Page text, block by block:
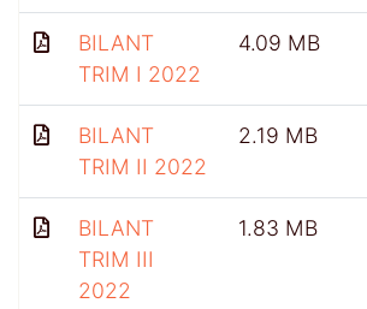
BILANT
TRIM I 2022
4.09 MB
BILANT
TRIM II 2022
2.19 MB
BILANT
TRIM III
2022
1.83 MB